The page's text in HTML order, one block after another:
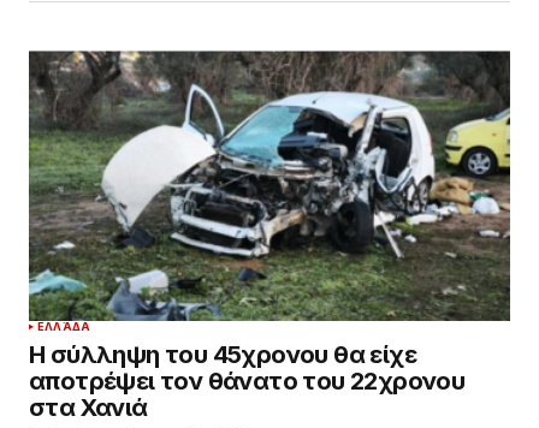
ΕΛΛΆΔΑ
Η σύλληψη του 45χρονου θα είχε
αποτρέψει τον θάνατο του 22χρονου
στα Χανιά